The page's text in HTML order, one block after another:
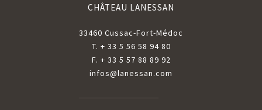
CHÂTEAU LANESSAN
33460 Cussac-Fort-Médoc
T. + 33 5 56 58 94 80
F. + 33 5 57 88 89 92
infos@lanessan.com